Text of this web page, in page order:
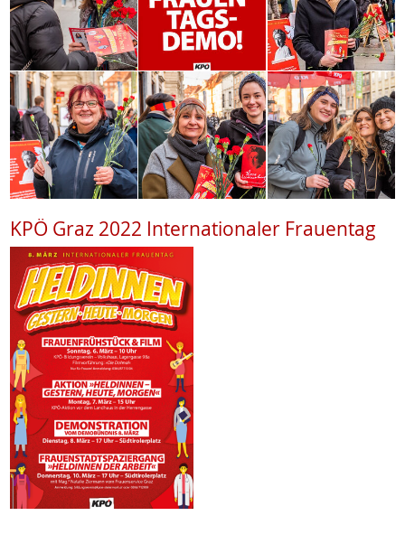
KPÖ Graz 2022 Internationaler Frauentag